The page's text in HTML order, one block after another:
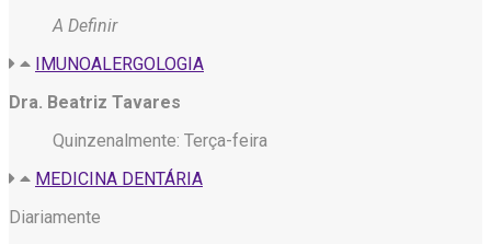
A Definir
IMUNOALERGOLOGIA
Dra. Beatriz Tavares
Quinzenalmente: Terça-feira
MEDICINA DENTÁRIA
Diariamente